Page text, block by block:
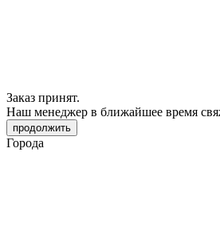
Заказ принят.
Наш менеджер в ближайшее время
продолжить
Города